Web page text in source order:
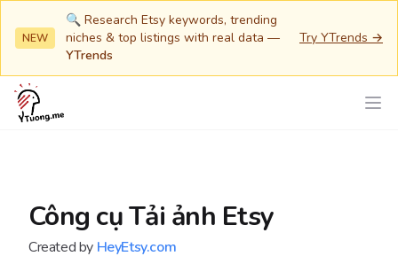
NEW
🔍 Research Etsy keywords, trending
niches & top listings with real data —
YTrends
Try YTrends →
Công cụ Tải ảnh Etsy
Created by HeyEtsy.com